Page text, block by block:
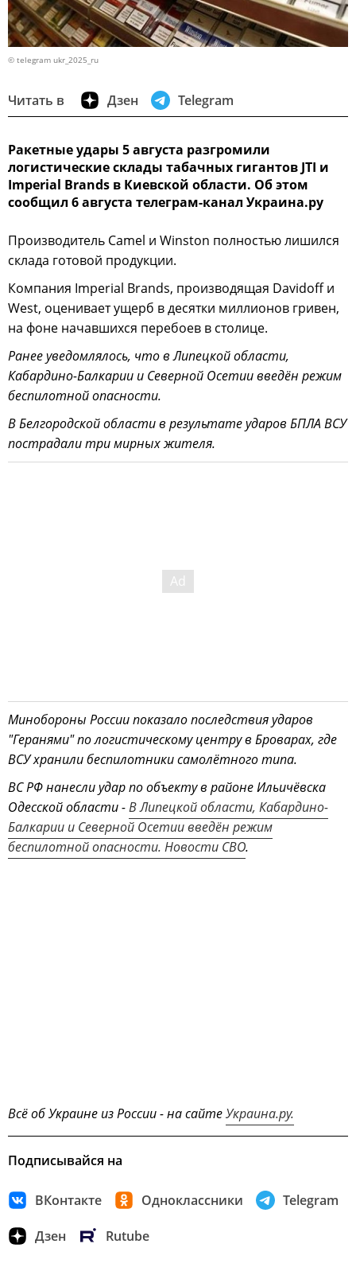
© telegram ukr_2025_ru
Читать в Дзен Telegram
Ракетные удары 5 августа разгромили
логистические склады табачных гигантов JTI и
Imperial Brands в Киевской области. Об этом
сообщил 6 августа телеграм-канал Украина.ру
Производитель Camel и Winston полностью лишился
склада готовой продукции.
Компания Imperial Brands, производящая Davidoff и
West, оценивает ущерб в десятки миллионов гривен,
на фоне начавшихся перебоев в столице.
Ранее уведомлялось, что в Липецкой области,
Кабардино-Балкарии и Северной Осетии введён режим
беспилотной опасности.
В Белгородской области в результате ударов БПЛА ВСУ
пострадали три мирных жителя.
Минобороны России показало последствия ударов
"Геранями" по логистическому центру в Броварах, где
ВСУ хранили беспилотники самолётного типа.
ВС РФ нанесли удар по объекту в районе Ильичёвска
Одесской области -В Липецкой области, Кабардино-
Балкарии и Северной Осетии введён режим
беспилотной опасности. Новости СВО.
Всё об Украине из России - на сайтеУкраина.ру.
Подписывайся на
ВКонтакте Одноклассники Telegram
Дзен Rutube